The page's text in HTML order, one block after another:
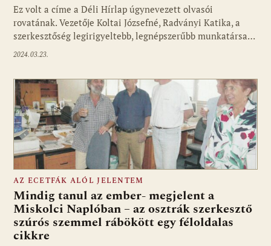
Ez volt a címe a Déli Hírlap úgynevezett olvasói
rovatának. Vezetője Koltai Józsefné, Radványi Katika, a
szerkesztőség legirigyeltebb, legnépszerűbb munkatársa…
2024.03.23.
AZ ECETFÁK ALÓL JELENTEM
Mindig tanul az ember- megjelent a
Miskolci Naplóban – az osztrák szerkesztő
szúrós szemmel rábökött egy féloldalas
cikkre